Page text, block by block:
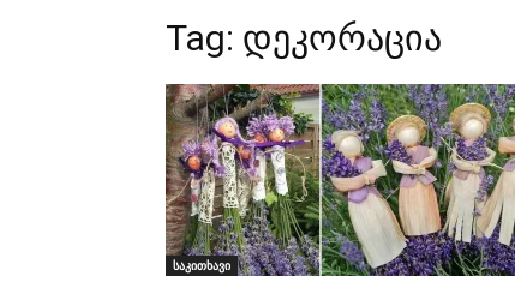
Tag: დეკორაცია
საკითხავი